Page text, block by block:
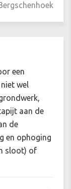
een
wel
aan de
de
en ophoging
sloot) of